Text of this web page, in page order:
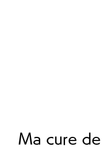
Ma cure de